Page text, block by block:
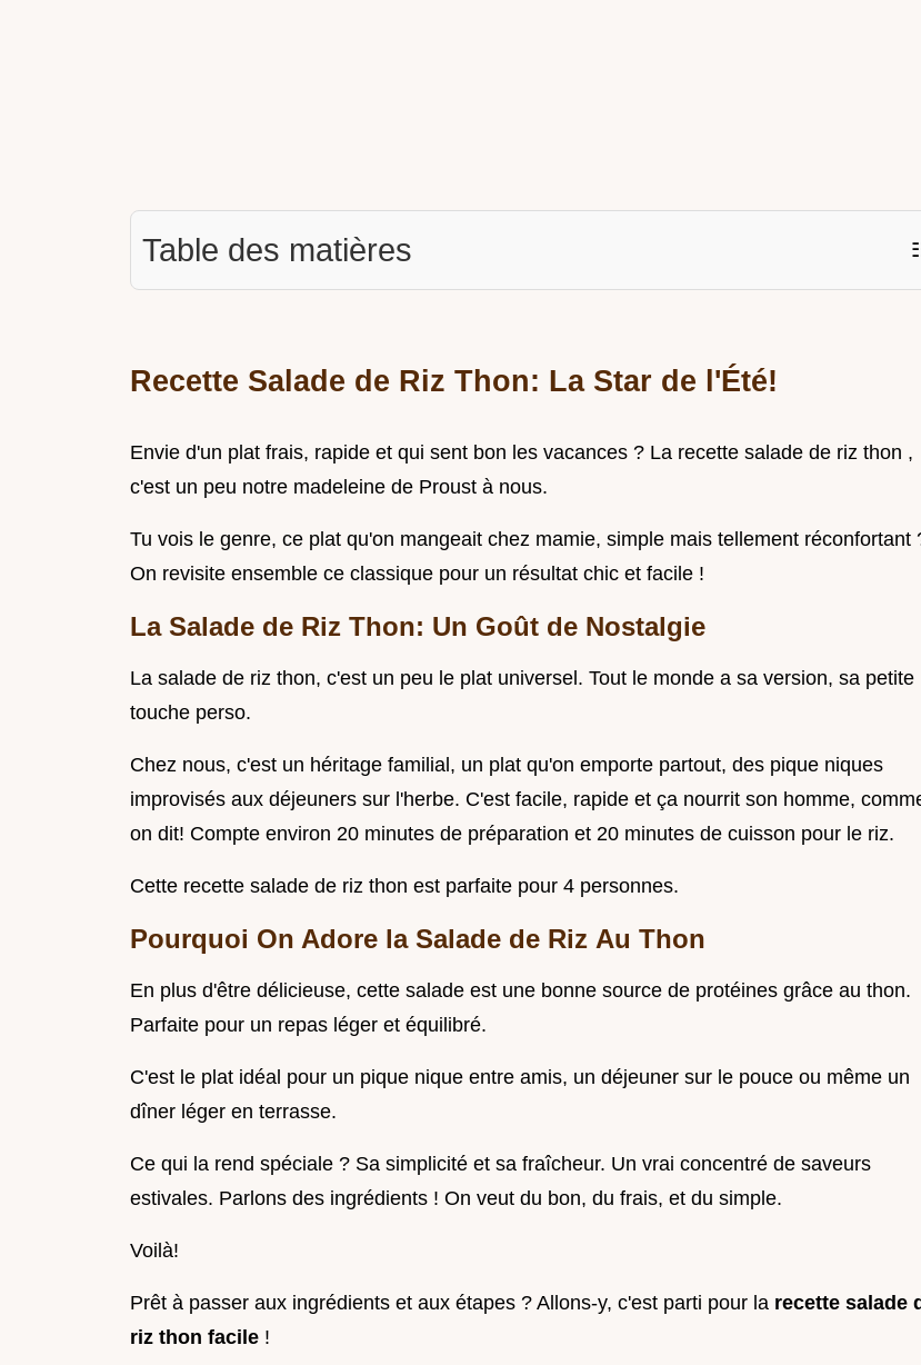
Table des matières
Recette Salade de Riz Thon: La Star de l'Été!
Envie d'un plat frais, rapide et qui sent bon les vacances ? La recette salade de riz thon ,
c'est un peu notre madeleine de Proust à nous.
Tu vois le genre, ce plat qu'on mangeait chez mamie, simple mais tellement réconfortant
On revisite ensemble ce classique pour un résultat chic et facile !
La Salade de Riz Thon: Un Goût de Nostalgie
La salade de riz thon, c'est un peu le plat universel. Tout le monde a sa version, sa petite
touche perso.
Chez nous, c'est un héritage familial, un plat qu'on emporte partout, des pique niques
improvisés aux déjeuners sur l'herbe. C'est facile, rapide et ça nourrit son homme,
on dit! Compte environ 20 minutes de préparation et 20 minutes de cuisson pour le riz.
Cette recette salade de riz thon est parfaite pour 4 personnes.
Pourquoi On Adore la Salade de Riz Au Thon
En plus d'être délicieuse, cette salade est une bonne source de protéines grâce au thon.
Parfaite pour un repas léger et équilibré.
C'est le plat idéal pour un pique nique entre amis, un déjeuner sur le pouce ou même un
dîner léger en terrasse.
Ce qui la rend spéciale ? Sa simplicité et sa fraîcheur. Un vrai concentré de saveurs
estivales. Parlons des ingrédients ! On veut du bon, du frais, et du simple.
Voilà!
Prêt à passer aux ingrédients et aux étapes ? Allons-y, c'est parti pour la recette salade
riz thon facile !